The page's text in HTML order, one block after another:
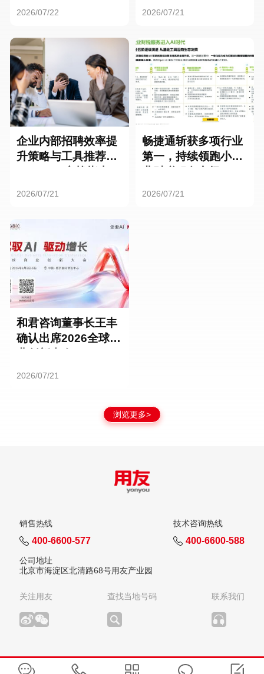
2026/07/22 2026/07/21
企业内部招聘效率提
升策略与工具推荐：
2026/07/21
畅捷通斩获多项行业
第一，持续领跑小微
2026/07/21
和君咨询董事长王丰
确认出席2026全球商
2026/07/21
浏览更多>
销售热线
400-6600-577
技术咨询热线
400-6600-588
公司地址
北京市海淀区北清路68号用友产业园
关注用友 查找当地号码 联系我们
版权所有：用友网络科技股份有限公司